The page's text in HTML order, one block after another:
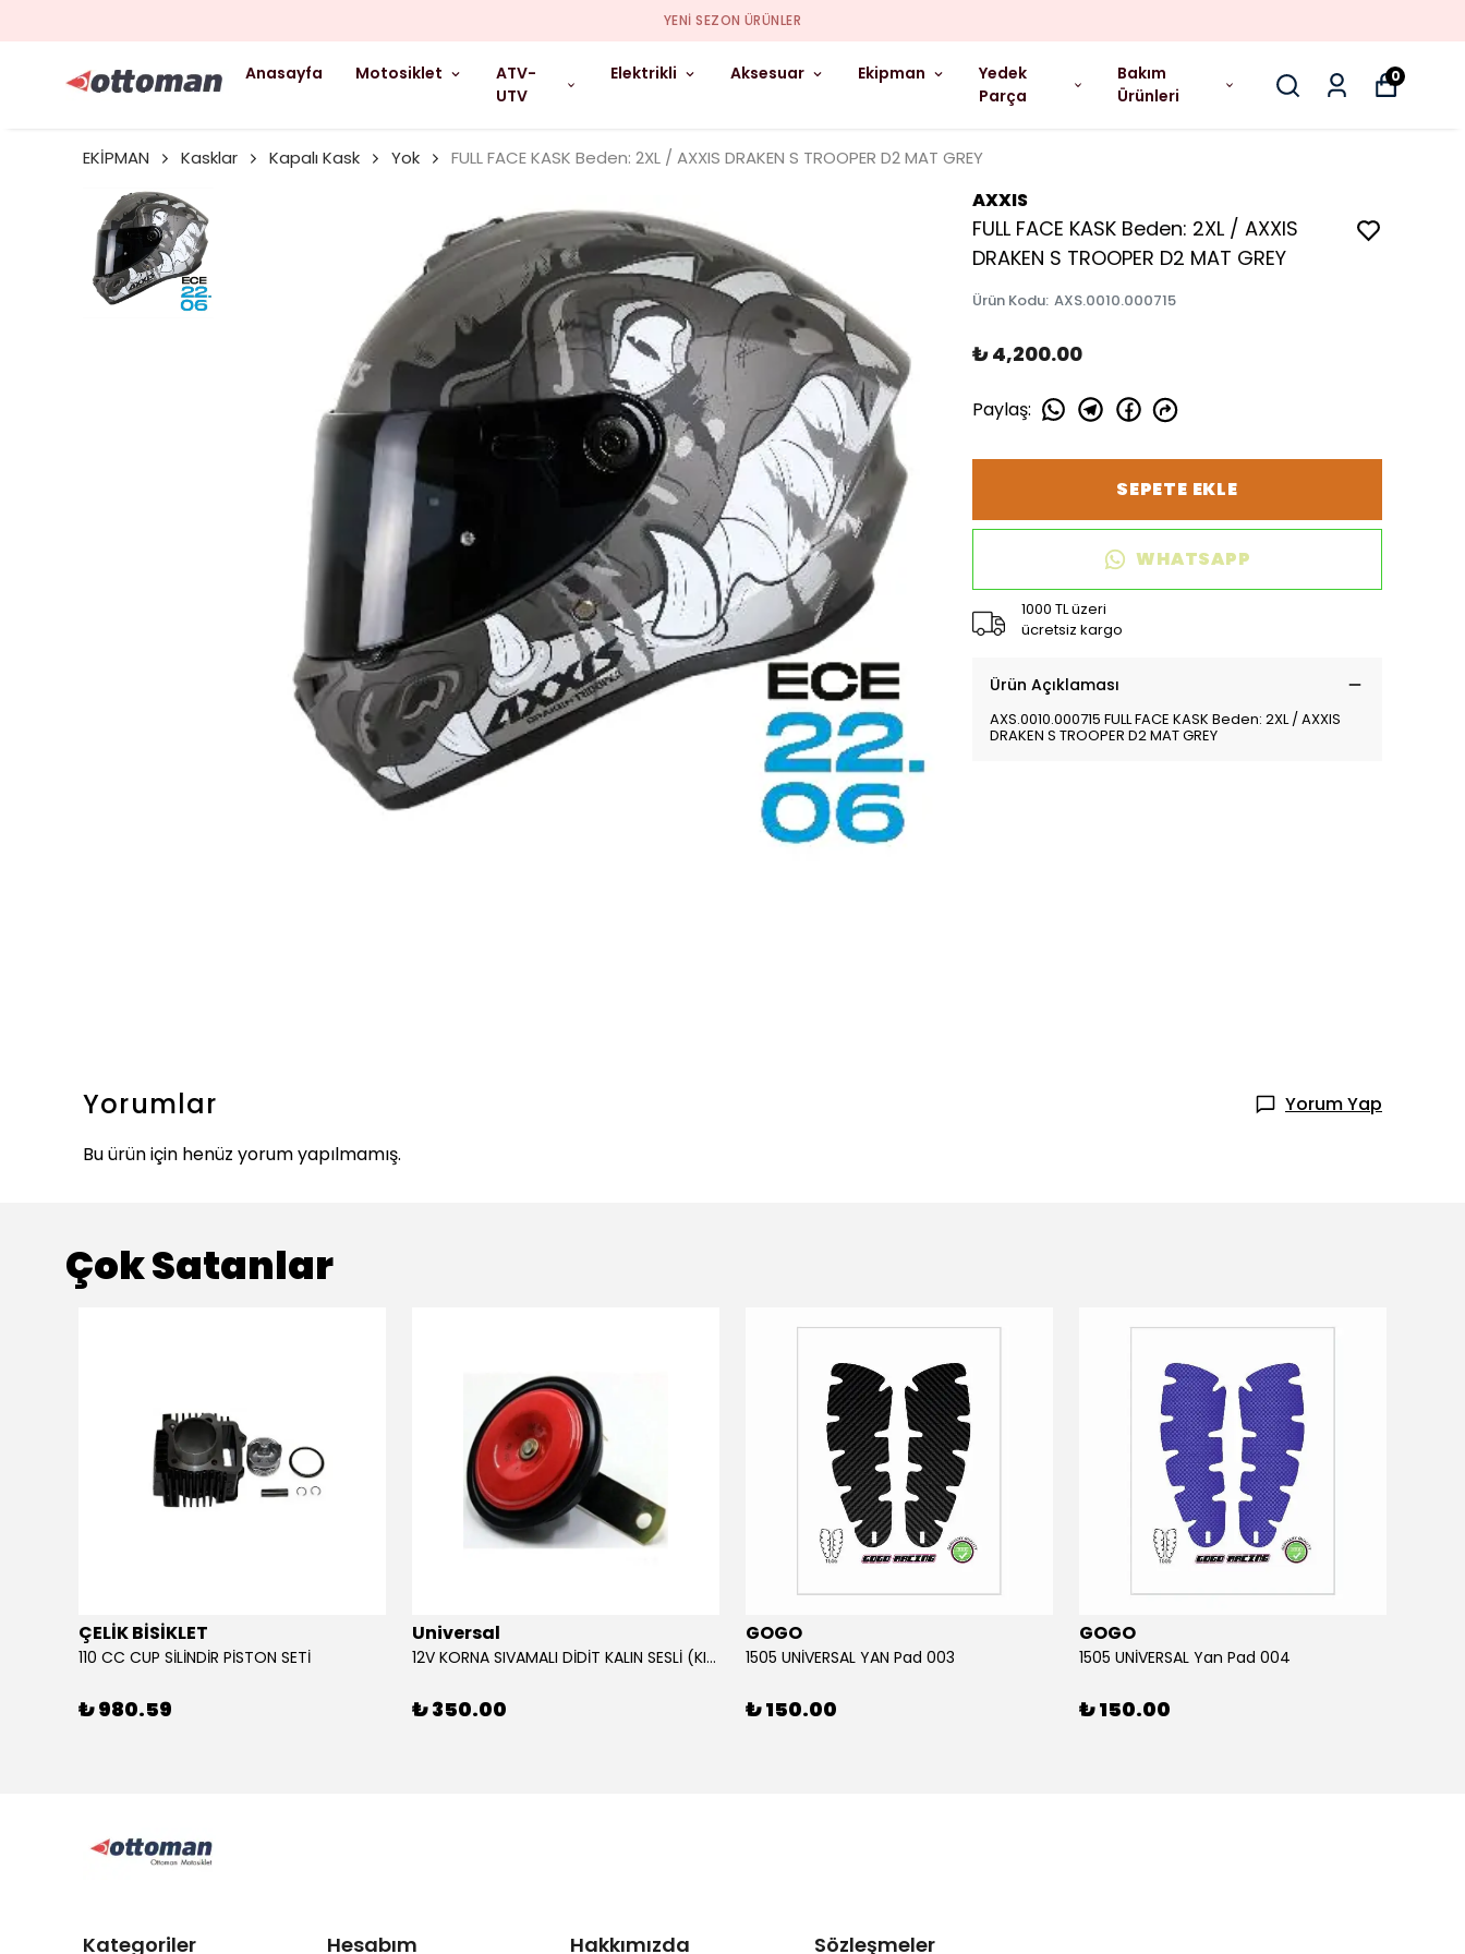
YENI SEZON ÜRÜNLER
Anasayfa Motosiklet
ATV-
UTV
Elektrikli Aksesuar Ekipman
Yedek
Parça
Bakım
Ürünleri
0
EKİPMAN Kasklar Kapalı Kask Yok FULL FACE KASK Beden: 2XL / AXXIS DRAKEN S TROOPER D2 MAT GREY
AXXIS
FULL FACE KASK Beden: 2XL / AXXIS
DRAKEN S TROOPER D2 MAT GREY
Ürün Kodu: AXS.0010.000715
₺ 4,200.00
Paylaş:
SEPETE EKLE
WHATSAPP
1000 TL üzeri
ücretsiz kargo
Ürün Açıklaması
AXS.0010.000715 FULL FACE KASK Beden: 2XL / AXXIS
DRAKEN S TROOPER D2 MAT GREY
Yorumlar
Yorum Yap
Bu ürün için henüz yorum yapılmamış.
Çok Satanlar
ÇELİK BİSİKLET
110 CC CUP SİLİNDİR PİSTON SETİ
₺ 980.59
Universal
12V KORNA SIVAMALI DİDİT KALIN SESLİ (KIRMIZI)
₺ 350.00
GOGO
1505 UNİVERSAL YAN Pad 003
₺ 150.00
GOGO
1505 UNİVERSAL Yan Pad 004
₺ 150.00
Kategoriler Hesabım Hakkımızda Sözleşmeler